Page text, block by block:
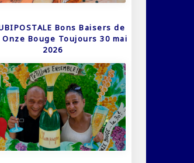
Bons Baisers de
Onze Bouge Toujours 30 mai
2026